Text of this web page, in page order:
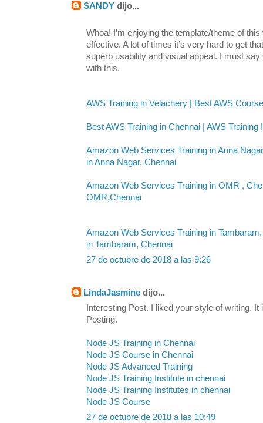
SANDY dijo...
Whoa! I’m enjoying the template/theme of
effective. A lot of times it’s very hard to get
superb usability and visual appeal. I must say
with this.
AWS Training in Velachery | Best AWS
Best AWS Training in Chennai | AWS
Amazon Web Services Training in Anna
in Anna Nagar, Chennai
Amazon Web Services Training in OMR ,
OMR,Chennai
Amazon Web Services Training in
in Tambaram, Chennai
27 de octubre de 2018 a las 9:26
LindaJasmine dijo...
Interesting Post. I liked your style of writing.
Posting.
Node JS Training in Chennai
Node JS Course in Chennai
Node JS Advanced Training
Node JS Training Institute in chennai
Node JS Training Institutes in chennai
Node JS Course
27 de octubre de 2018 a las 10:49